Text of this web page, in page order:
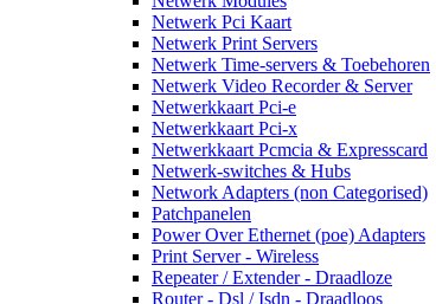
Netwerk Pci Kaart
Netwerk Print Servers
Netwerk Time-servers & Toebehoren
Netwerk Video Recorder & Server
Netwerkkaart Pci-e
Netwerkkaart Pci-x
Netwerkkaart Pcmcia & Expresscard
Netwerk-switches & Hubs
Network Adapters (non Categorised)
Patchpanelen
Power Over Ethernet (poe) Adapters
Print Server - Wireless
Repeater / Extender - Draadloze
Router - Dsl / Isdn - Draadloos